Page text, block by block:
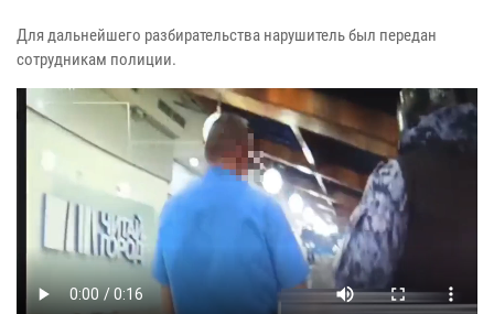
Для дальнейшего разбирательства нарушитель был передан
сотрудникам полиции.